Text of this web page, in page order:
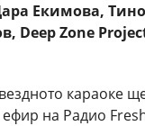
Екимова,
Deep Zone
караоке
на Радио